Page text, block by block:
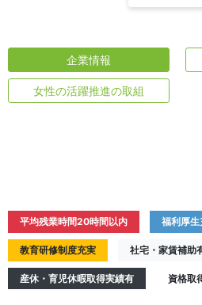
企業情報
女性の活躍推進の取組
平均残業時間20時間以内 福利厚生
教育研修制度充実 社宅・家賃補助
産休・育児休暇取得実績有 資格取